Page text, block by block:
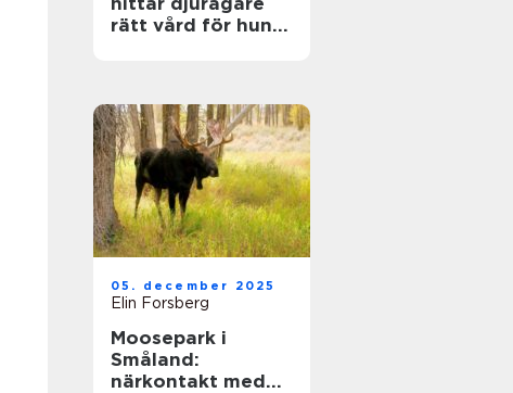
rätt vård för hund
05. december 2025
Elin Forsberg
Moosepark i
Småland:
närkontakt med